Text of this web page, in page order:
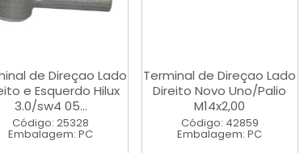
de Direçao Lado
e Esquerdo Hilux
3.0/sw4 05...
Código: 25328
Embalagem: PC
Terminal de Direçao Lado
Direito Novo Uno/Palio
M14x2,00
Código: 42859
Embalagem: PC